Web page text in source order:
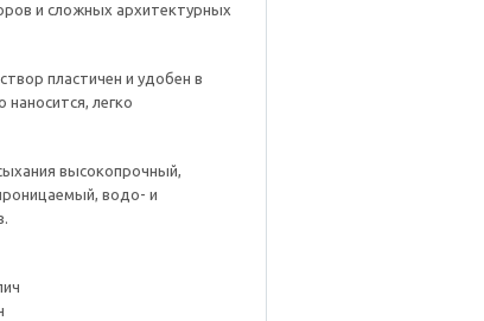
и сложных архитектурных
пластичен и удобен в
легко
высокопрочный,
водо- и